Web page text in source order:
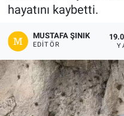
hayatını kaybetti.
MUSTAFA ŞINIK
EDITÖR
Gündem
Kültür-Sanat
Magazin
Politika